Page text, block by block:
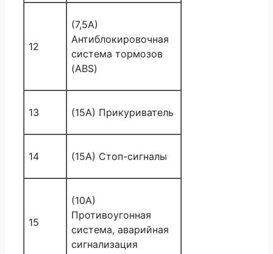
12
(7,5A)
Антиблокировочная
система тормозов
(ABS)
13 (15А) Прикуриватель
14 (15A) Стоп-сигналы
15
(10А)
Противоугонная
система, аварийная
сигнализация